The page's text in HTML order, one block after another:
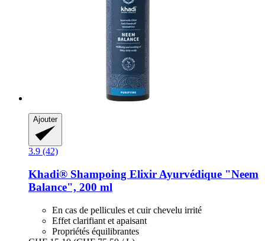
Ajouter
3.9 (42)
Khadi® Shampoing Elixir Ayurvédique "Neem
Balance", 200 ml
En cas de pellicules et cuir chevelu irrité
Effet clarifiant et apaisant
Propriétés équilibrantes